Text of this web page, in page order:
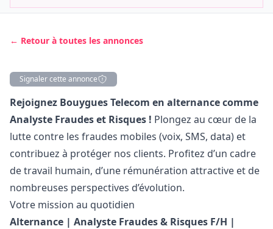
← Retour à toutes les annonces
Signaler cette annonce
Description
Rejoignez Bouygues Telecom en alternance comme
Analyste Fraudes et Risques ! Plongez au cœur de la
lutte contre les fraudes mobiles (voix, SMS, data) et
contribuez à protéger nos clients. Profitez d’un cadre
de travail humain, d’une rémunération attractive et de
nombreuses perspectives d’évolution.
Votre mission au quotidien
Alternance | Analyste Fraudes & Risques F/H |